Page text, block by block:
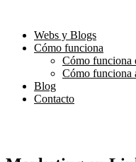
Webs y Blogs
Cómo funciona
Cómo funciona
Cómo funciona
Blog
Contacto